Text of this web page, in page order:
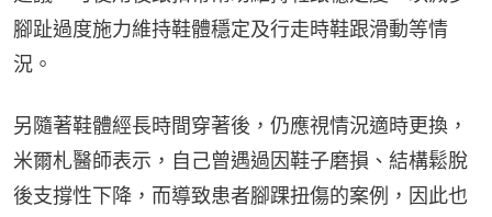
腳趾過度施力維持鞋體穩定及行走時鞋跟滑動等情
況。
另隨著鞋體經長時間穿著後，仍應視情況適時更換，
米爾札醫師表示，自己曾遇過因鞋子磨損、結構鬆脫
後支撐性下降，而導致患者腳踝扭傷的案例，因此也